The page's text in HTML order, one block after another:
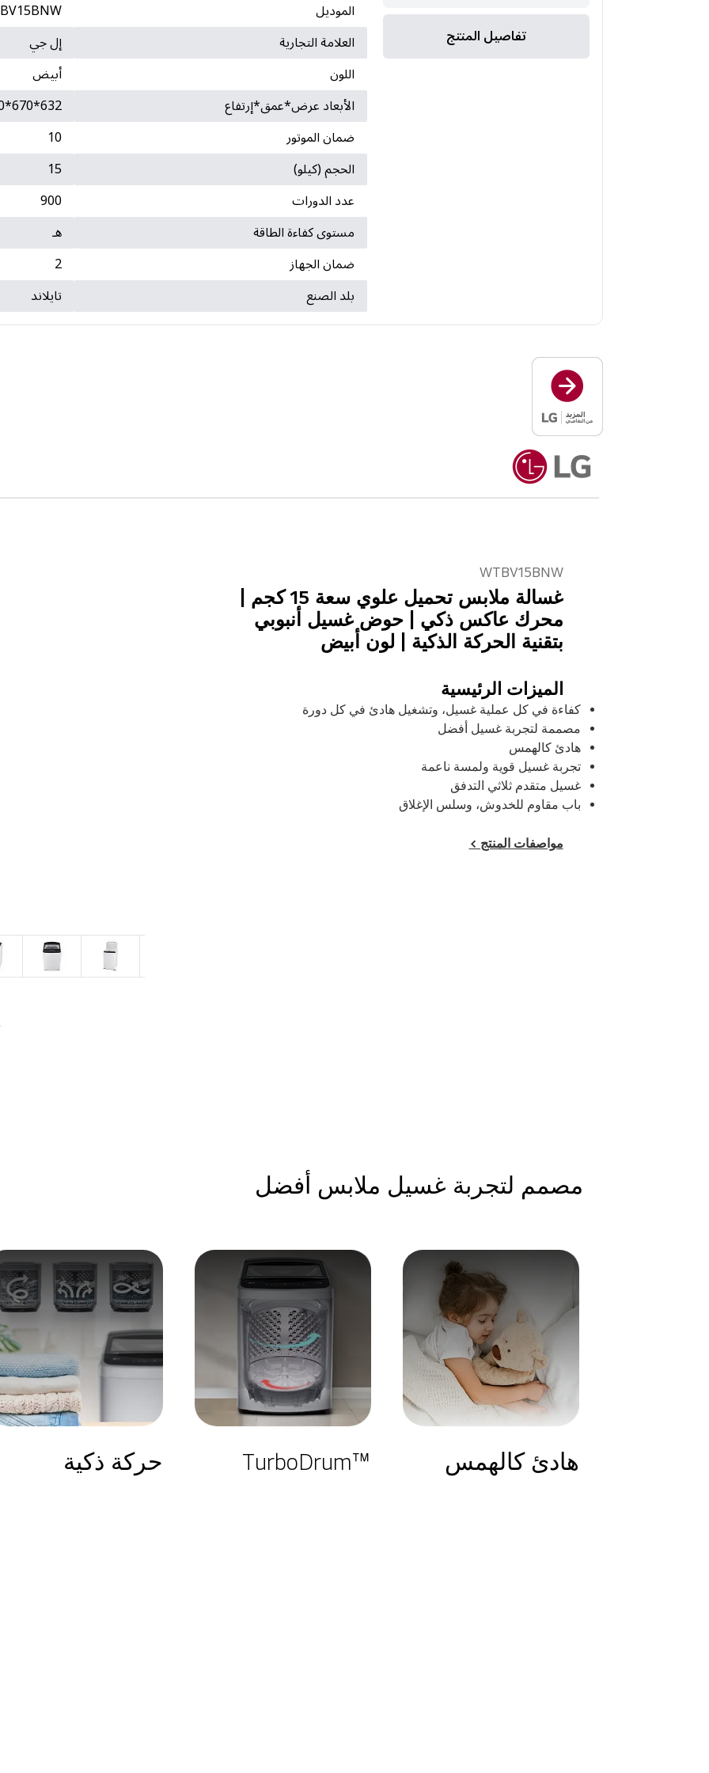
تفاصيل المنتج
الموديل
العلامة التجارية
إل جي
اللون
أبيض
الأبعاد عرض*عمق*إرتفاع
632*670*970
ضمان الموتور
10
الحجم (كيلو)
15
عدد الدورات
900
مستوى كفاءة الطاقة
هـ
ضمان الجهاز
2
بلد الصنع
تايلاند
WTBV15BNW
غسالة ملابس تحميل علوي سعة 15 كجم |
محرك عاكس ذكي | حوض غسيل أنبوبي
بتقنية الحركة الذكية | لون أبيض
الميزات الرئيسية
كفاءة في كل عملية غسيل، وتشغيل هادئ في كل دورة
مصممة لتجربة غسيل أفضل
هادئ كالهمس
تجربة غسيل قوية ولمسة ناعمة
غسيل متقدم ثلاثي التدفق
باب مقاوم للخدوش، وسلس الإغلاق
مواصفات المنتج >
مصمم لتجربة غسيل ملابس أفضل
هادئ كالهمس ™TurboDrum حركة ذكية